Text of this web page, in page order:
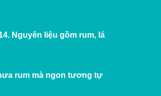
Nguyên liệu gồm rum, lá
rum mà ngon tương tự